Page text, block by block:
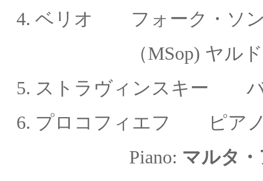
4. ベリオ フォーク・ソ
（MSop) ヤルド・
5. ストラヴィンスキー バ
6. プロコフィエフ ピア
Piano: マルタ